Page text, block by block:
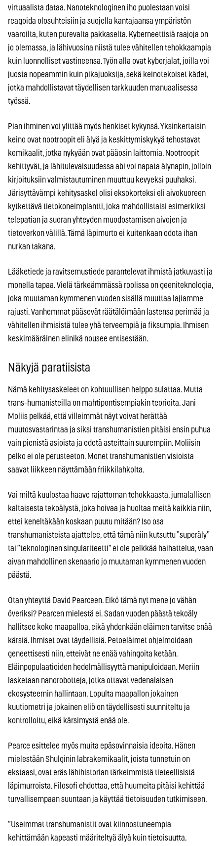
virtuaalista dataa. Nanoteknologinen iho puolestaan voisi
reagoida olosuhteisiin ja suojella kantajaansa ympäristön
vaaroilta, kuten purevalta pakkaselta. Kyberneettisiä raajoja on
jo olemassa, ja lähivuosina niistä tulee vähitellen tehokkaampia
kuin luonnolliset vastineensa. Työn alla ovat kyberjalat, joilla voi
juosta nopeammin kuin pikajuoksija, sekä keinotekoiset kädet,
jotka mahdollistavat täydellisen tarkkuuden manuaalisessa
työssä.
Pian ihminen voi ylittää myös henkiset kykynsä. Yksinkertaisin
keino ovat nootroopit eli älyä ja keskittymiskykyä tehostavat
kemikaalit, jotka nykyään ovat pääosin laittomia. Nootroopit
kehittyvät, ja lähitulevaisuudessa abi voi napata älynapin, jolloin
kirjoituksiin valmistautuminen muuttuu kevyeksi puuhaksi.
Järisyttävämpi kehitysaskel olisi eksokorteksi eli aivokuoreen
kytkettävä tietokoneimplantti, joka mahdollistaisi esimerkiksi
telepatian ja suoran yhteyden muodostamisen aivojen ja
tietoverkon välillä. Tämä läpimurto ei kuitenkaan odota ihan
nurkan takana.
Lääketiede ja ravitsemustiede parantelevat ihmistä jatkuvasti ja
monella tapaa. Vielä tärkeämmässä roolissa on geeniteknologia,
joka muutaman kymmenen vuoden sisällä muuttaa lajiamme
rajusti. Vanhemmat pääsevät räätälöimään lastensa perimää ja
vähitellen ihmisistä tulee yhä terveempiä ja fiksumpia. Ihmisen
keskimääräinen elinikä nousee entisestään.
Näkyjä paratiisista
Nämä kehitysaskeleet on kohtuullisen helppo sulattaa. Mutta
trans-humanisteilla on mahtipontisempiakin teorioita. Jani
Moliis pelkää, että villeimmät näyt voivat herättää
muutosvastarintaa ja siksi transhumanistien pitäisi ensin puhua
vain pienistä asioista ja edetä asteittain suurempiin. Moliisin
pelko ei ole perusteeton. Monet transhumanistien visioista
saavat liikkeen näyttämään friikkilahkolta.
Vai miltä kuulostaa haave rajattoman tehokkaasta, jumalallisen
kaltaisesta tekoälystä, joka hoivaa ja huoltaa meitä kaikkia niin,
ettei keneltäkään koskaan puutu mitään? Iso osa
transhumanisteista ajattelee, että tämä niin kutsuttu ”superäly”
tai ”teknologinen singulariteetti” ei ole pelkkää haihattelua, vaan
aivan mahdollinen skenaario jo muutaman kymmenen vuoden
päästä.
Otan yhteyttä David Pearceen. Eikö tämä nyt mene jo vähän
överiksi? Pearcen mielestä ei. Sadan vuoden päästä tekoäly
hallitsee koko maapalloa, eikä yhdenkään eläimen tarvitse enää
kärsiä. Ihmiset ovat täydellisiä. Petoeläimet ohjelmoidaan
geneettisesti niin, etteivät ne enää vahingoita ketään.
Eläinpopulaatioiden hedelmällisyyttä manipuloidaan. Meriin
lasketaan nanorobotteja, jotka ottavat vedenalaisen
ekosysteemin hallintaan. Lopulta maapallon jokainen
kuutiometri ja jokainen eliö on täydellisesti suunniteltu ja
kontrolloitu, eikä kärsimystä enää ole.
Pearce esittelee myös muita epäsovinnaisia ideoita. Hänen
mielestään Shulginin labrakemikaalit, joista tunnetuin on
ekstaasi, ovat eräs lähihistorian tärkeimmistä tieteellisistä
läpimurroista. Filosofi ehdottaa, että huumeita pitäisi kehittää
turvallisempaan suuntaan ja käyttää tietoisuuden tutkimiseen.
”Useimmat transhumanistit ovat kiinnostuneempia
kehittämään kapeasti määriteltyä älyä kuin tietoisuutta.